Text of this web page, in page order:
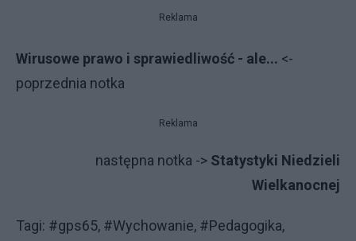
Reklama
Wirusowe prawo i sprawiedliwość - ale... <-
poprzednia notka
Reklama
następna notka -> Statystyki Niedzieli
Wielkanocnej
Tagi: #gps65, #Wychowanie, #Pedagogika,